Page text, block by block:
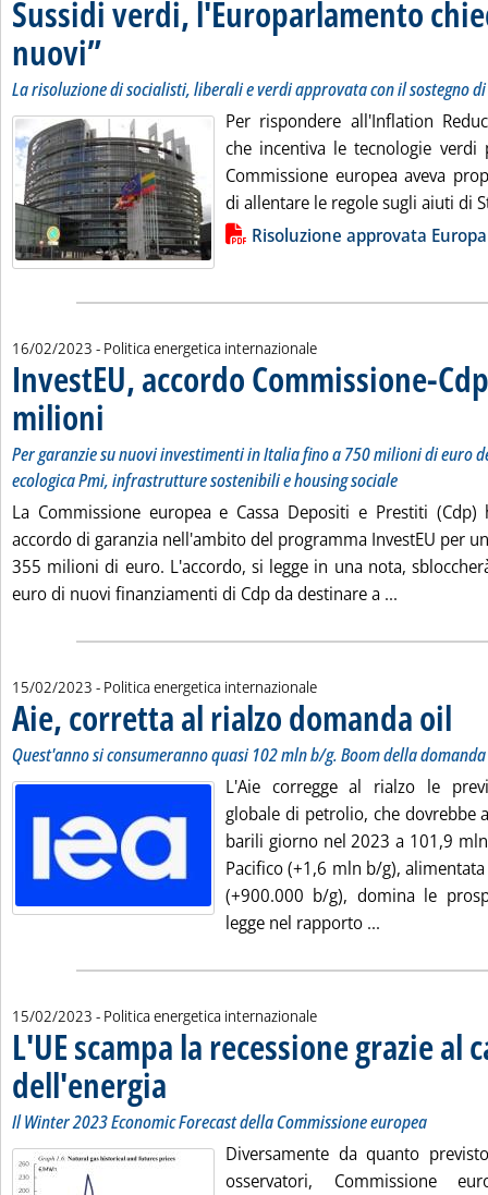
Sussidi verdi, l'Europarlamento
nuovi”. Sottotitolo: La risoluzione di socialisti, liberali e verdi approvata con il
. Pubblicata venerdì 17 febbraio 2023 alle 10.52.
La risoluzione di socialisti, liberali e verdi approvata con il sostegno
Per rispondere all'Inflation
che incentiva le tecnologie
Commissione europea aveva
di allentare le regole sugli aiuti di
Lista allegati PDF alla notiziaRisoluzione approvata
16/02/2023 - Politica energetica internazionale
InvestEU, accordo Commissione-
milioni . Sottotitolo: Per garanzie su nuovi investimenti in Italia fino a 750
Per garanzie su nuovi investimenti in Italia fino a 750 milioni di euro
ecologica Pmi, infrastrutture sostenibili e housing sociale
La Commissione europea e Cassa Depositi e Prestiti
accordo di garanzia nell'ambito del programma InvestEU per
355 milioni di euro. L'accordo, si legge in una nota,
euro di nuovi finanziamenti di Cdp da destinare a ...
15/02/2023 - Politica energetica internazionale
Aie, corretta al rialzo domanda oil
Quest'anno si consumeranno quasi 102 mln b/g. Boom della
L'Aie corregge al rialzo le
globale di petrolio, che dovrebbe
barili giorno nel 2023 a 101,9
Pacifico (+1,6 mln b/g),
(+900.000 b/g), domina le
legge nel rapporto ...
15/02/2023 - Politica energetica internazionale
L'UE scampa la recessione grazie al
dell'energia . Sottotitolo: Il Winter 2023 Economic Forecast della
. Pubblicata mercoledì 15 febbraio 2023 alle 11.45.
Il Winter 2023 Economic Forecast della Commissione europea
Diversamente da quanto
osservatori, Commissione